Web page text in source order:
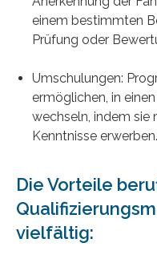
einem bestimmten
Prüfung oder
Umschulungen:
ermöglichen, in
wechseln, indem sie
Kenntnisse erwerben.
Die Vorteile
vielfältig: